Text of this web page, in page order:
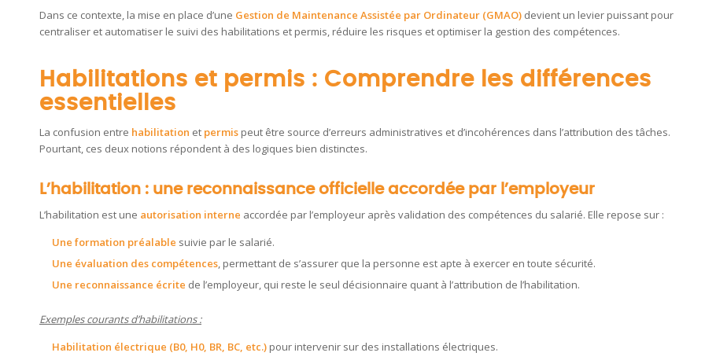
Dans ce contexte, la mise en place d’une Gestion de Maintenance Assistée par Ordinateur (GMAO) devient un levier puissant pour
centraliser et automatiser le suivi des habilitations et permis, réduire les risques et optimiser la gestion des compétences.
Habilitations et permis : Comprendre les différences
essentielles
La confusion entre habilitation et permis peut être source d’erreurs administratives et d’incohérences dans l’attribution des tâches.
Pourtant, ces deux notions répondent à des logiques bien distinctes.
L’habilitation : une reconnaissance officielle accordée par l’employeur
L’habilitation est une autorisation interne accordée par l’employeur après validation des compétences du salarié. Elle repose sur :
Une formation préalable suivie par le salarié.
Une évaluation des compétences, permettant de s’assurer que la personne est apte à exercer en toute sécurité.
Une reconnaissance écrite de l’employeur, qui reste le seul décisionnaire quant à l’attribution de l’habilitation.
Exemples courants d’habilitations :
Habilitation électrique (B0, H0, BR, BC, etc.) pour intervenir sur des installations électriques.